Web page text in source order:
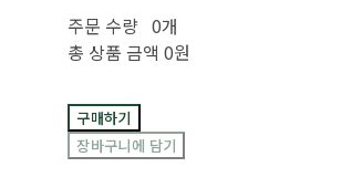
주문 수량 0개
총 상품 금액 0원
구매하기
장바구니에 담기